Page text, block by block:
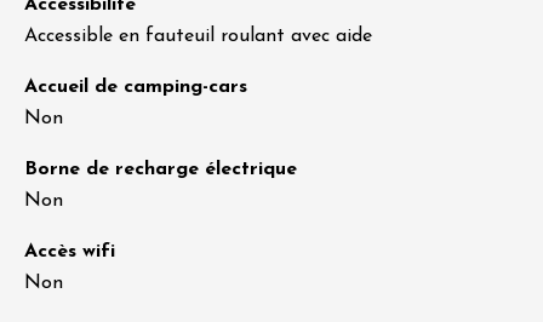
Accessibilité
Accessible en fauteuil roulant avec aide
Accueil de camping-cars
Non
Borne de recharge électrique
Non
Accès wifi
Non